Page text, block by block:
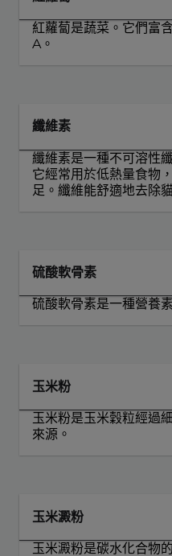
紅蘿蔔是蔬菜。它們富
A。
纖維素
纖維素是一種不可溶性
它經常用於低熱量食物
足。纖維能舒適地去除
硫酸軟骨素
硫酸軟骨素是一種營養
玉米粉
玉米粉是玉米穀粒經過
來源。
玉米澱粉
玉米澱粉是碳水化合物